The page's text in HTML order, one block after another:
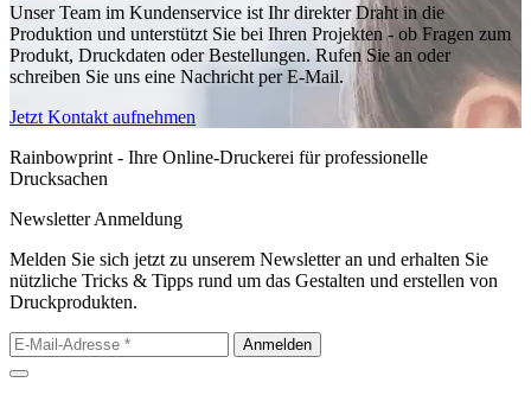
Unser Team im Kundenservice ist Ihr direkter Draht in die
Produktion und unterstützt Sie bei Ihren Projekten - ob Fragen zum
Produkt, Druckdaten oder Bestellungen. Rufen Sie an oder
schreiben Sie uns eine Nachricht per E-Mail.
Jetzt Kontakt aufnehmen
Rainbowprint - Ihre Online-Druckerei für professionelle
Drucksachen
Newsletter Anmeldung
Melden Sie sich jetzt zu unserem Newsletter an und erhalten Sie
nützliche Tricks & Tipps rund um das Gestalten und erstellen von
Druckprodukten.
Anmelden